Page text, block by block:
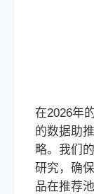
在2026年
的数据助
略。我们
研究，确
品在推荐